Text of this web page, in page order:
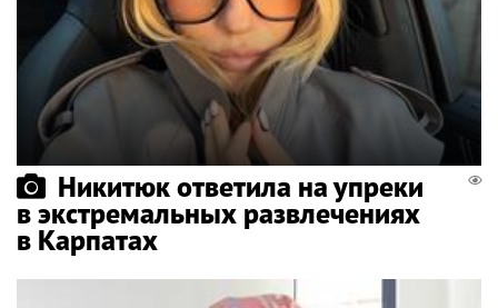
Никитюк ответила на упреки
в экстремальных развлечениях
в Карпатах